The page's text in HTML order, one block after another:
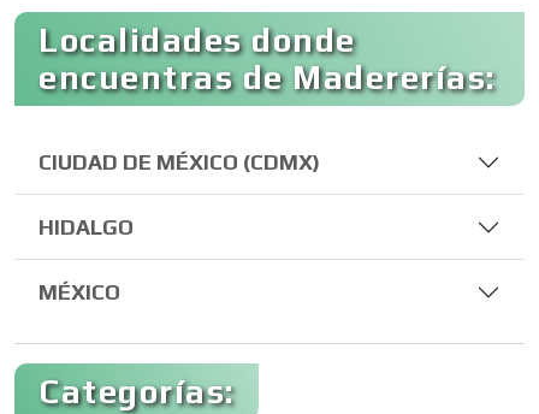
Localidades donde
encuentras de Madererías:
CIUDAD DE MÉXICO (CDMX)
HIDALGO
MÉXICO
Categorías: